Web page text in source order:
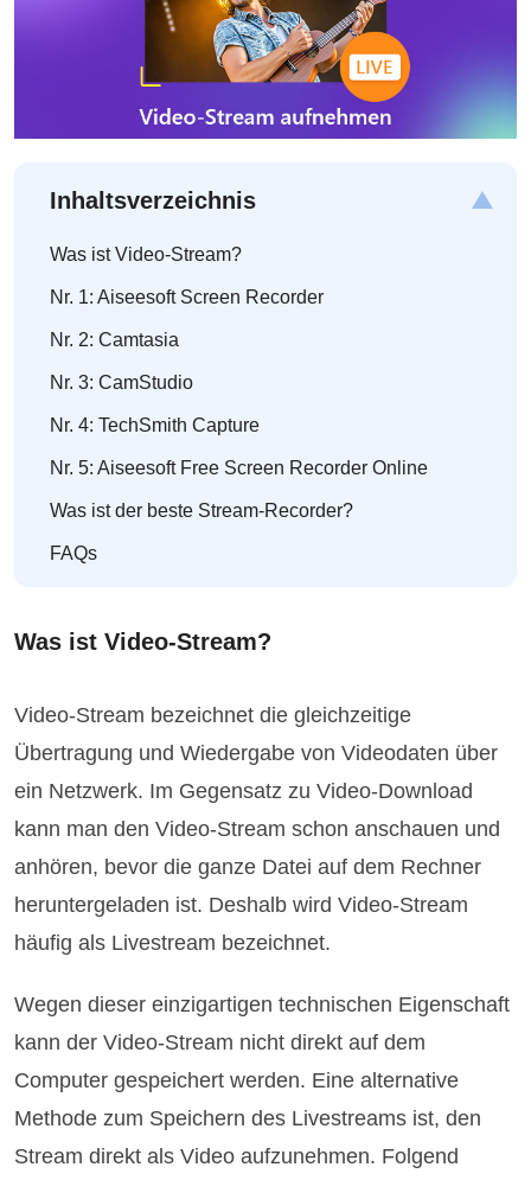
Inhaltsverzeichnis
Was ist Video-Stream?
Nr. 1: Aiseesoft Screen Recorder
Nr. 2: Camtasia
Nr. 3: CamStudio
Nr. 4: TechSmith Capture
Nr. 5: Aiseesoft Free Screen Recorder Online
Was ist der beste Stream-Recorder?
FAQs
Was ist Video-Stream?
Video-Stream bezeichnet die gleichzeitige
Übertragung und Wiedergabe von Videodaten über
ein Netzwerk. Im Gegensatz zu Video-Download
kann man den Video-Stream schon anschauen und
anhören, bevor die ganze Datei auf dem Rechner
heruntergeladen ist. Deshalb wird Video-Stream
häufig als Livestream bezeichnet.
Wegen dieser einzigartigen technischen Eigenschaft
kann der Video-Stream nicht direkt auf dem
Computer gespeichert werden. Eine alternative
Methode zum Speichern des Livestreams ist, den
Stream direkt als Video aufzunehmen. Folgend